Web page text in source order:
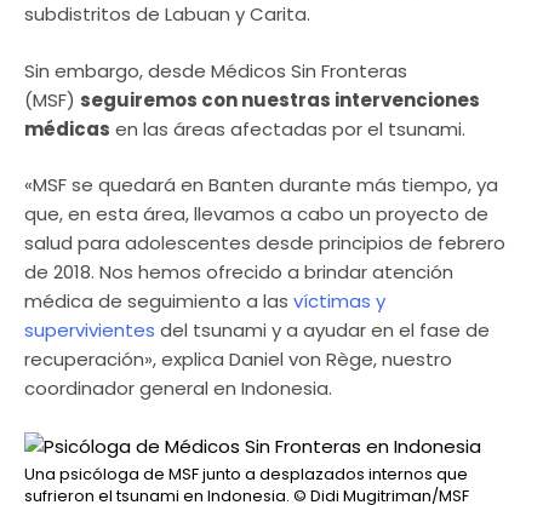
subdistritos de Labuan y Carita.
Sin embargo, desde Médicos Sin Fronteras
(MSF) seguiremos con nuestras intervenciones
médicas en las áreas afectadas por el tsunami.
«MSF se quedará en Banten durante más tiempo, ya
que, en esta área, llevamos a cabo un proyecto de
salud para adolescentes desde principios de febrero
de 2018. Nos hemos ofrecido a brindar atención
médica de seguimiento a las víctimas y
supervivientes del tsunami y a ayudar en el fase de
recuperación», explica Daniel von Rège, nuestro
coordinador general en Indonesia.
Una psicóloga de MSF junto a desplazados internos que
sufrieron el tsunami en Indonesia. © Didi Mugitriman/MSF